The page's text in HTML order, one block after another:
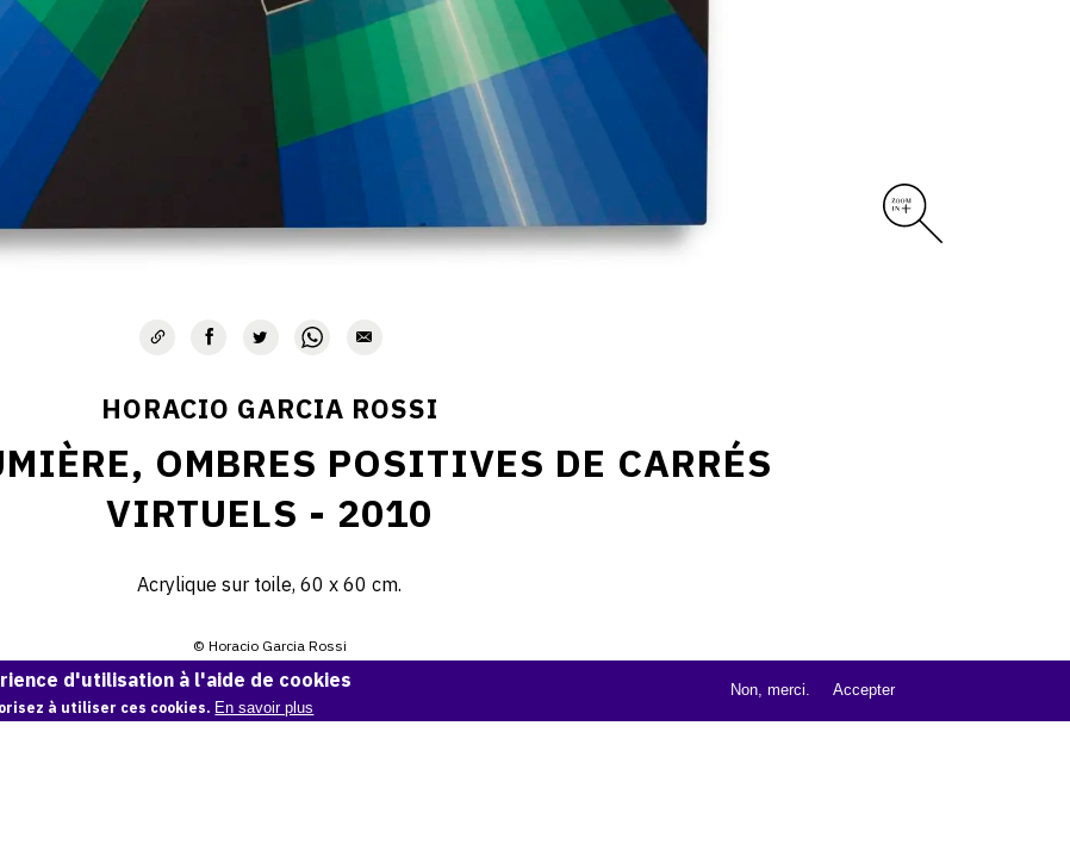
HORACIO GARCIA ROSSI
OMBRES POSITIVES DE CARRÉS
VIRTUELS - 2010
Acrylique sur toile, 60 x 60 cm.
© Horacio Garcia Rossi
Demande d'information
d'utilisation à l'aide de cookies
à utiliser ces cookies. En savoir plus
Non, merci. Accepter